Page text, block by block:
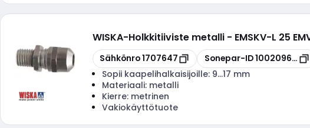
WISKA-Holkkitiiviste metalli - EMSKV-L 25
Kopioi
Sähkönro1707647 Kopioi
Sonepar-ID100209629
Sopii kaapelihalkaisijoille: 9...17 mm
Materiaali: metalli
Kierre: metrinen
Vakiokäyttötuote